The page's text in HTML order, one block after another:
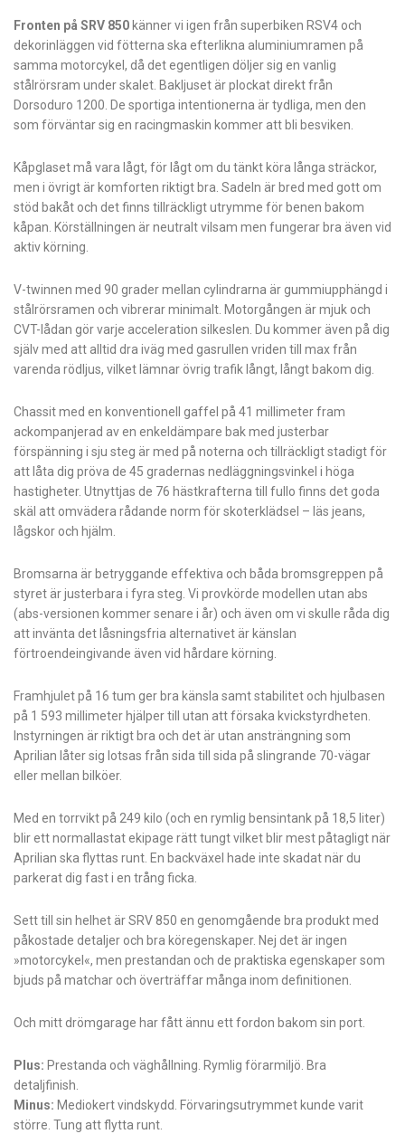
Fronten på SRV 850 känner vi igen från superbiken RSV4 och
dekorinläggen vid fötterna ska efterlikna aluminiumramen på
samma motorcykel, då det egentligen döljer sig en vanlig
stålrörsram under skalet. Bakljuset är plockat direkt från
Dorsoduro 1200. De sportiga intentionerna är tydliga, men den
som förväntar sig en racingmaskin kommer att bli besviken.
Kåpglaset må vara lågt, för lågt om du tänkt köra långa sträckor,
men i övrigt är komforten riktigt bra. Sadeln är bred med gott om
stöd bakåt och det finns tillräckligt utrymme för benen bakom
kåpan. Körställningen är neutralt vilsam men fungerar bra även vid
aktiv körning.
V-twinnen med 90 grader mellan cylindrarna är gummiupphängd i
stålrörsramen och vibrerar minimalt. Motorgången är mjuk och
CVT-lådan gör varje acceleration silkeslen. Du kommer även på dig
själv med att alltid dra iväg med gasrullen vriden till max från
varenda rödljus, vilket lämnar övrig trafik långt, långt bakom dig.
Chassit med en konventionell gaffel på 41 millimeter fram
ackompanjerad av en enkeldämpare bak med justerbar
förspänning i sju steg är med på noterna och tillräckligt stadigt för
att låta dig pröva de 45 gradernas nedläggningsvinkel i höga
hastigheter. Utnyttjas de 76 hästkrafterna till fullo finns det goda
skäl att omvädera rådande norm för skoterklädsel – läs jeans,
lågskor och hjälm.
Bromsarna är betryggande effektiva och båda bromsgreppen på
styret är justerbara i fyra steg. Vi provkörde modellen utan abs
(abs-versionen kommer senare i år) och även om vi skulle råda dig
att invänta det låsningsfria alternativet är känslan
förtroendeingivande även vid hårdare körning.
Framhjulet på 16 tum ger bra känsla samt stabilitet och hjulbasen
på 1 593 millimeter hjälper till utan att försaka kvickstyrdheten.
Instyrningen är riktigt bra och det är utan ansträngning som
Aprilian låter sig lotsas från sida till sida på slingrande 70-vägar
eller mellan bilköer.
Med en torrvikt på 249 kilo (och en rymlig bensintank på 18,5 liter)
blir ett normallastat ekipage rätt tungt vilket blir mest påtagligt när
Aprilian ska flyttas runt. En backväxel hade inte skadat när du
parkerat dig fast i en trång ficka.
Sett till sin helhet är SRV 850 en genomgående bra produkt med
påkostade detaljer och bra köregenskaper. Nej det är ingen
»motorcykel«, men prestandan och de praktiska egenskaper som
bjuds på matchar och överträffar många inom definitionen.
Och mitt drömgarage har fått ännu ett fordon bakom sin port.
Plus: Prestanda och väghållning. Rymlig förarmiljö. Bra
detaljfinish.
Minus: Mediokert vindskydd. Förvaringsutrymmet kunde varit
större. Tung att flytta runt.